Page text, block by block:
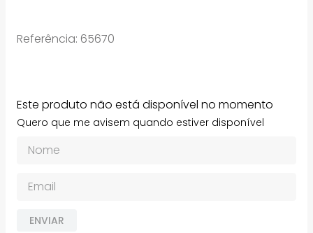
Referência: 65670
Este produto não está disponível no momento
Quero que me avisem quando estiver disponível
ENVIAR